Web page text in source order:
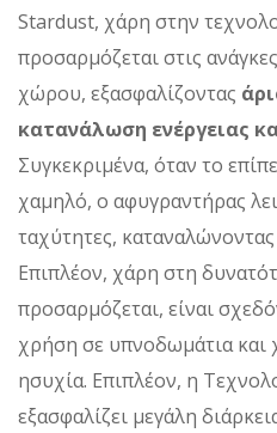
Stardust, χάρη στην
προσαρμόζεται στις
χώρου, εξασφαλίζοντας
κατανάλωση ενέργειας
Συγκεκριμένα, όταν το
χαμηλό, ο αφυγραντήρας
ταχύτητες, καταναλώνοντας
Επιπλέον, χάρη στη
προσαρμόζεται, είναι
χρήση σε υπνοδωμάτια και
ησυχία. Επιπλέον, η
εξασφαλίζει μεγάλη